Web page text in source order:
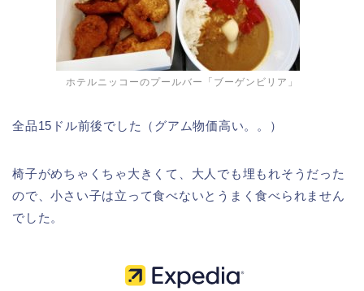
ホテルニッコーのプールバー「ブーゲンビリア」
全品15ドル前後でした（グアム物価高い。。）
椅子がめちゃくちゃ大きくて、大人でも埋もれそうだった
ので、小さい子は立って食べないとうまく食べられません
でした。